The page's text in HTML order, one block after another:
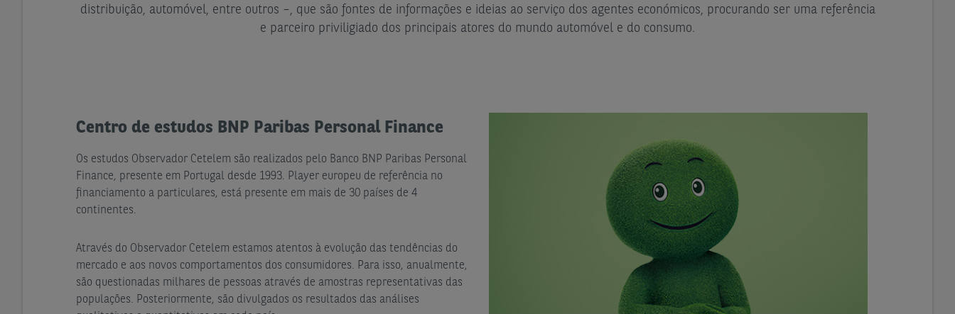
distribuição, automóvel, entre outros –, que são fontes de informações e ideias ao serviço dos agentes económicos, procurando ser uma referência
e parceiro priviligiado dos principais atores do mundo automóvel e do consumo.
Centro de estudos BNP Paribas Personal Finance
Os estudos Observador Cetelem são realizados pelo Banco BNP Paribas Personal
Finance, presente em Portugal desde 1993. Player europeu de referência no
financiamento a particulares, está presente em mais de 30 países de 4
continentes.
Através do Observador Cetelem estamos atentos à evolução das tendências do
mercado e aos novos comportamentos dos consumidores. Para isso, anualmente,
são questionadas milhares de pessoas através de amostras representativas das
populações. Posteriormente, são divulgados os resultados das análises